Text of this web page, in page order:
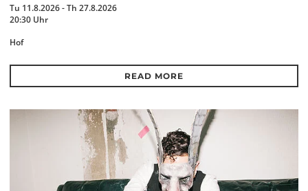
Tu 11.8.2026 - Th 27.8.2026
20:30 Uhr
Hof
READ MORE